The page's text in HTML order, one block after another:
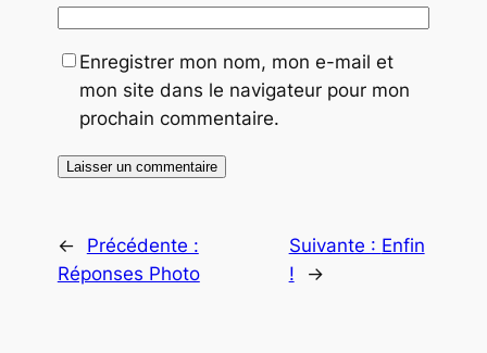
Enregistrer mon nom, mon e-mail et
mon site dans le navigateur pour mon
prochain commentaire.
←
Précédente :
Réponses Photo
Suivante : Enfin
!
→